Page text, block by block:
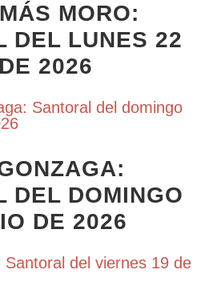
MORO:
DEL LUNES 22
2026
DEL DOMINGO
DE 2026